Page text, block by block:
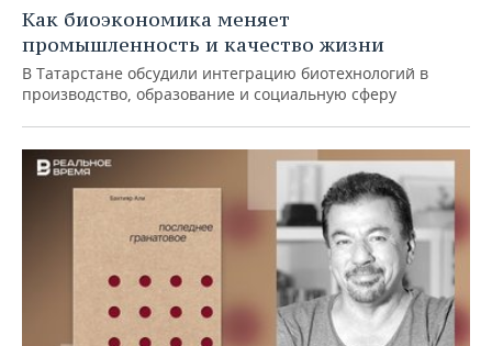
Как биоэкономика меняет
промышленность и качество жизни
В Татарстане обсудили интеграцию биотехнологий в
производство, образование и социальную сферу